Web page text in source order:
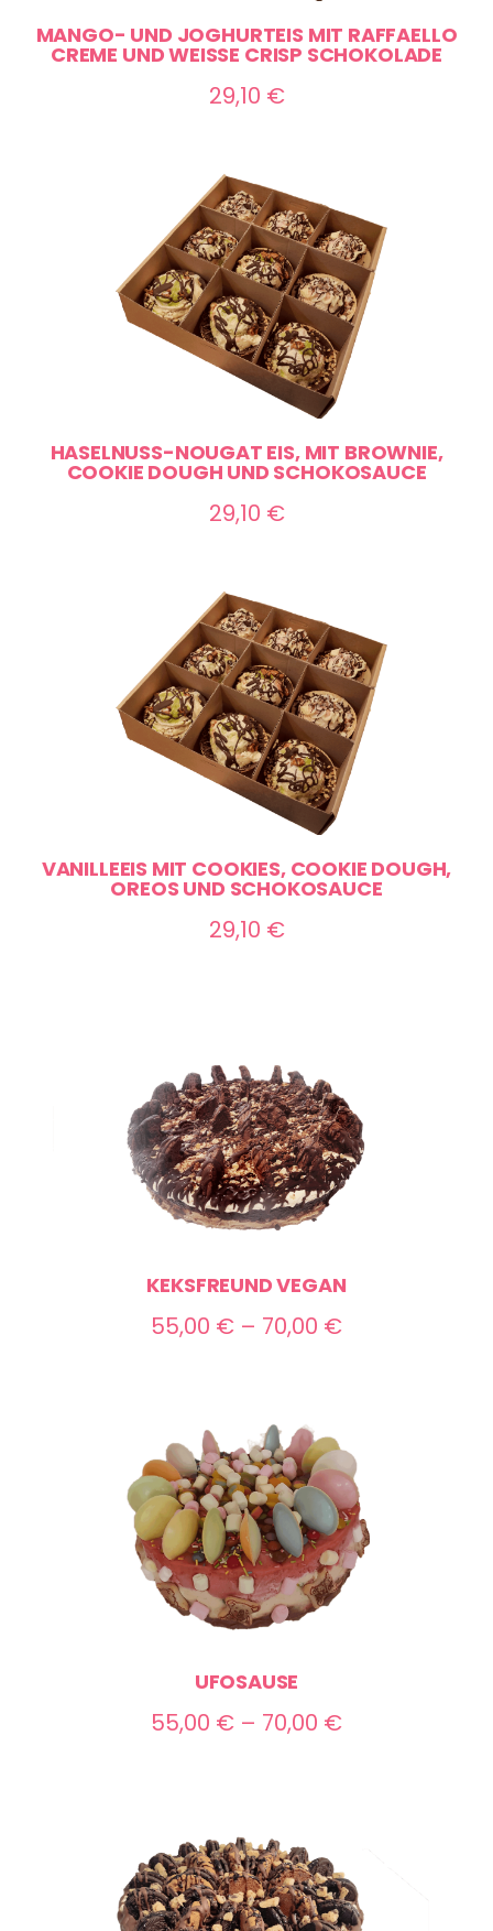
MANGO- UND JOGHURTEIS MIT RAFFAELLO
CREME UND WEISSE CRISP SCHOKOLADE
29,10 €
HASELNUSS-NOUGAT EIS, MIT BROWNIE,
COOKIE DOUGH UND SCHOKOSAUCE
29,10 €
VANILLEEIS MIT COOKIES, COOKIE DOUGH,
OREOS UND SCHOKOSAUCE
29,10 €
KEKSFREUND VEGAN
55,00 € – 70,00 €Preisspanne:
UFOSAUSE
55,00 € – 70,00 €Preisspanne: